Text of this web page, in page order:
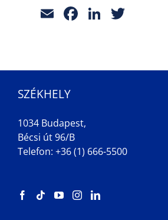
EmailFacebook
LinkedIn
SZÉKHELY
1034 Budapest,
Bécsi út 96/B
Telefon: +36 (1) 666-5500